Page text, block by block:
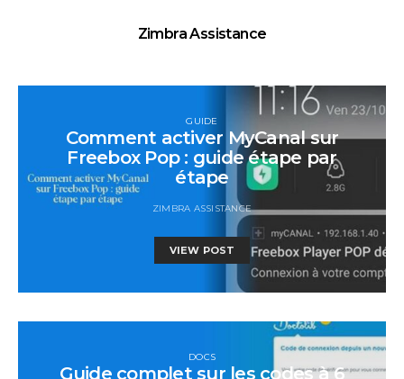
Zimbra Assistance
GUIDE
Comment activer MyCanal sur
Freebox Pop : guide étape par
étape
ZIMBRA ASSISTANCE
VIEW POST
DOCS
Guide complet sur les codes à 6